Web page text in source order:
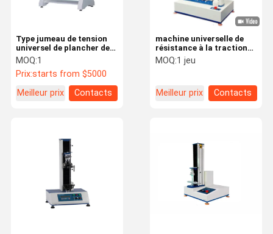
machine universelle de
résistance à la traction
de moteur servo de
machine d'essai 100KN
MOQ:1 jeu
Meilleur prix Contacts
Type jumeau de tension
universel de plancher de
Benchtop de colonnes de
machine d'essai 2000KN
MOQ:1
Prix:starts from $5000
Meilleur prix
Contacts